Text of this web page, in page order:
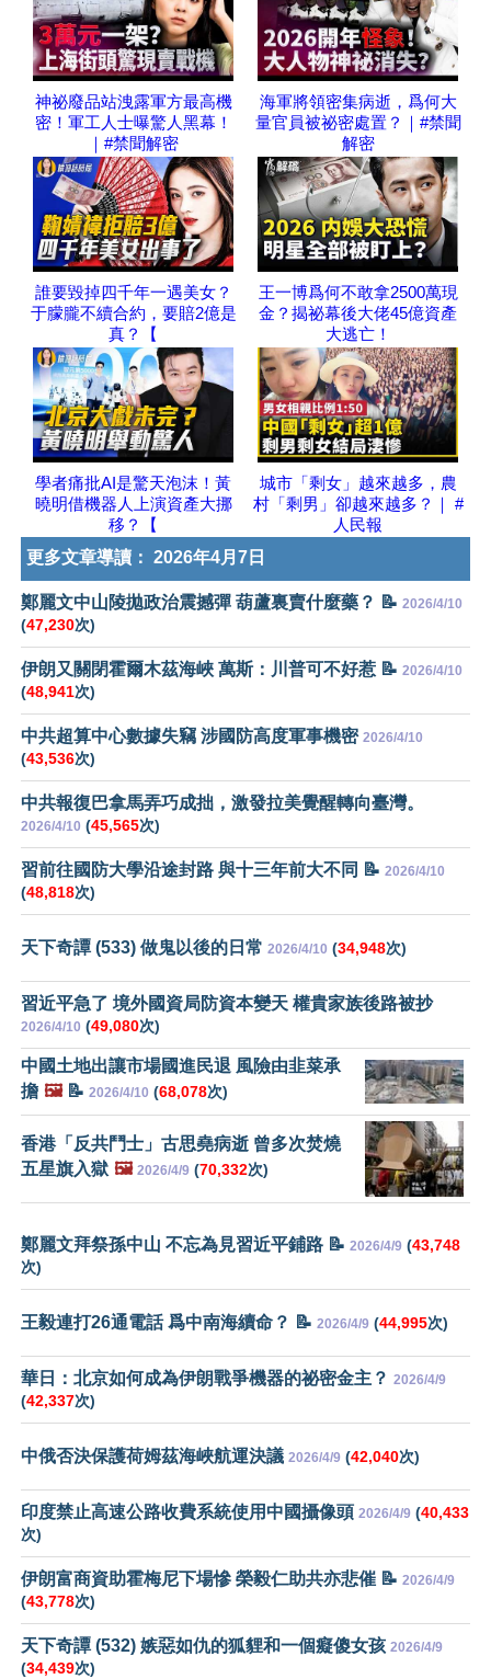
神祕廢品站洩露軍方最高機
密！軍工人士曝驚人黑幕！
｜#禁聞解密
海軍將領密集病逝，爲何大
量官員被祕密處置？｜#禁聞
解密
誰要毀掉四千年一遇美女？
于朦朧不續合約，要賠2億是
真？【
王一博爲何不敢拿2500萬現
金？揭祕幕後大佬45億資產
大逃亡！
學者痛批AI是驚天泡沫！黃
曉明借機器人上演資產大挪
移？【
城市「剩女」越來越多，農
村「剩男」卻越來越多？｜ #
人民報
更多文章導讀： 2026年4月7日
鄭麗文中山陵拋政治震撼彈 葫蘆裏賣什麼藥？ 📝 2026/4/10
(47,230次)
伊朗又關閉霍爾木茲海峽 萬斯：川普可不好惹 📝 2026/4/10
(48,941次)
中共超算中心數據失竊 涉國防高度軍事機密 2026/4/10
(43,536次)
中共報復巴拿馬弄巧成拙，激發拉美覺醒轉向臺灣。
2026/4/10 (45,565次)
習前往國防大學沿途封路 與十三年前大不同 📝 2026/4/10
(48,818次)
天下奇譚 (533) 做鬼以後的日常 2026/4/10 (34,948次)
習近平急了 境外國資局防資本變天 權貴家族後路被抄
2026/4/10 (49,080次)
中國土地出讓市場國進民退 風險由韭菜承
擔 🖼️📝 2026/4/10 (68,078次)
香港「反共鬥士」古思堯病逝 曾多次焚燒
五星旗入獄 🖼️ 2026/4/9 (70,332次)
鄭麗文拜祭孫中山 不忘為見習近平鋪路 📝 2026/4/9 (43,748
次)
王毅連打26通電話 爲中南海續命？ 📝 2026/4/9 (44,995次)
華日：北京如何成為伊朗戰爭機器的祕密金主？ 2026/4/9
(42,337次)
中俄否決保護荷姆茲海峽航運決議 2026/4/9 (42,040次)
印度禁止高速公路收費系統使用中國攝像頭 2026/4/9 (40,433
次)
伊朗富商資助霍梅尼下場慘 榮毅仁助共亦悲催 📝 2026/4/9
(43,778次)
天下奇譚 (532) 嫉惡如仇的狐貍和一個癡傻女孩 2026/4/9
(34,439次)